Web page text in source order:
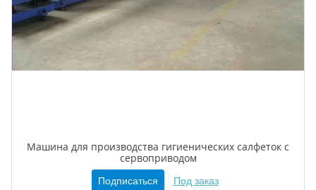
Машина для производства гигиенических салфеток с
сервоприводом
Подписаться Под заказ